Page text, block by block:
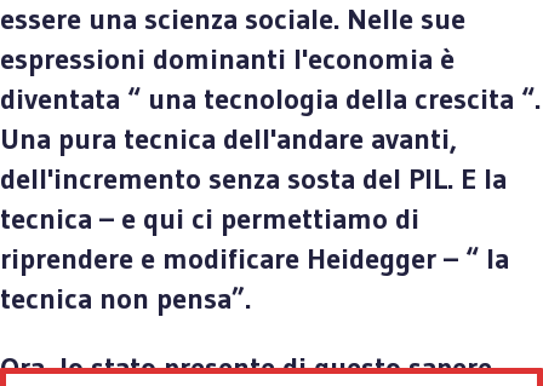
essere una scienza sociale. Nelle sue
espressioni dominanti l'economia è
diventata “ una tecnologia della crescita “.
Una pura tecnica dell'andare avanti,
dell'incremento senza sosta del PIL. E la
tecnica – e qui ci permettiamo di
riprendere e modificare Heidegger – “ la
tecnica non pensa”.
Ora, lo stato presente di questo sapere